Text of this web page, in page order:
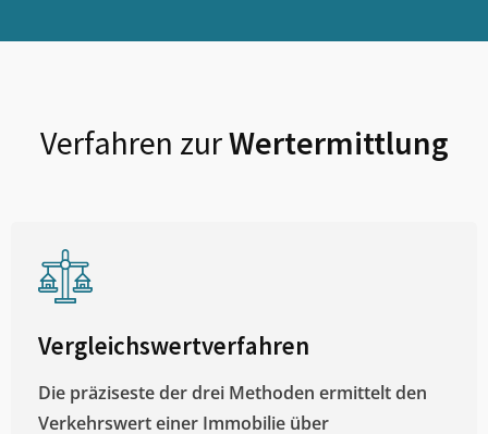
Verfahren zurWertermittlung
Vergleichswertverfahren
Die präziseste der drei Methoden ermittelt den
Verkehrswert einer Immobilie über